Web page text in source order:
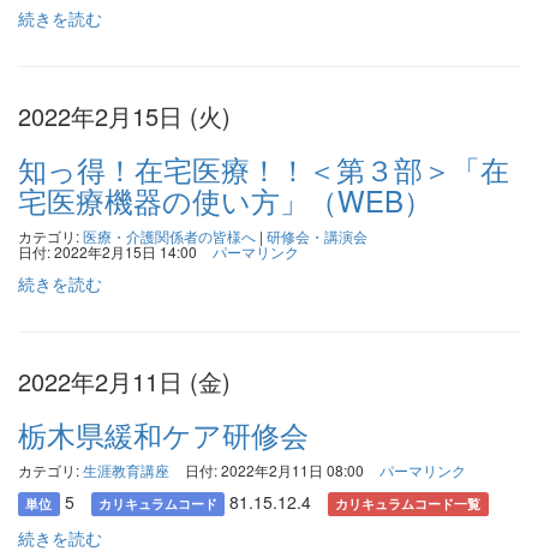
続きを読む
2022年2月15日 (火)
知っ得！在宅医療！！＜第３部＞「在
宅医療機器の使い方」（WEB）
カテゴリ:医療・介護関係者の皆様へ | 研修会・講演会
日付: 2022年2月15日 14:00 パーマリンク
続きを読む
2022年2月11日 (金)
栃木県緩和ケア研修会
カテゴリ:生涯教育講座 日付: 2022年2月11日 08:00 パーマリンク
単位 5 カリキュラムコード 81.15.12.4 カリキュラムコード一覧
続きを読む